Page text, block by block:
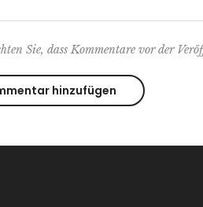
Sie, dass Kommentare vor der